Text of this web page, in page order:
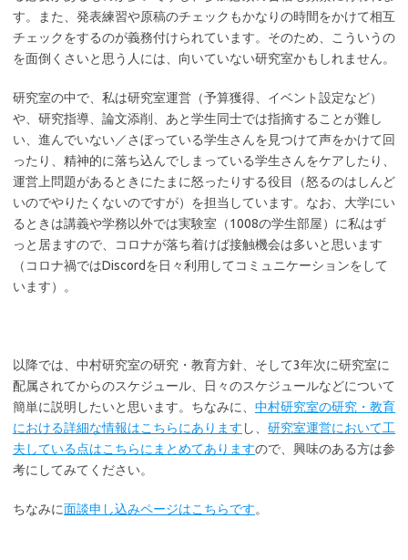
す。また、発表練習や原稿のチェックもかなりの時間をかけて相互
チェックをするのが義務付けられています。そのため、こういうの
を面倒くさいと思う人には、向いていない研究室かもしれません。
研究室の中で、私は研究室運営（予算獲得、イベント設定など）
や、研究指導、論文添削、あと学生同士では指摘することが難し
い、進んでいない／さぼっている学生さんを見つけて声をかけて回
ったり、精神的に落ち込んでしまっている学生さんをケアしたり、
運営上問題があるときにたまに怒ったりする役目（怒るのはしんど
いのでやりたくないのですが）を担当しています。なお、大学にい
るときは講義や学務以外では実験室（1008の学生部屋）に私はず
っと居ますので、コロナが落ち着けば接触機会は多いと思います
（コロナ禍ではDiscordを日々利用してコミュニケーションをして
います）。
以降では、中村研究室の研究・教育方針、そして3年次に研究室に
配属されてからのスケジュール、日々のスケジュールなどについて
簡単に説明したいと思います。ちなみに、 中村研究室の研究・教育
における詳細な情報はこちらにあります し、 研究室運営において工
夫している点はこちらにまとめてありますので、興味のある方は参
考にしてみてください。
ちなみに面談申し込みページはこちらです。